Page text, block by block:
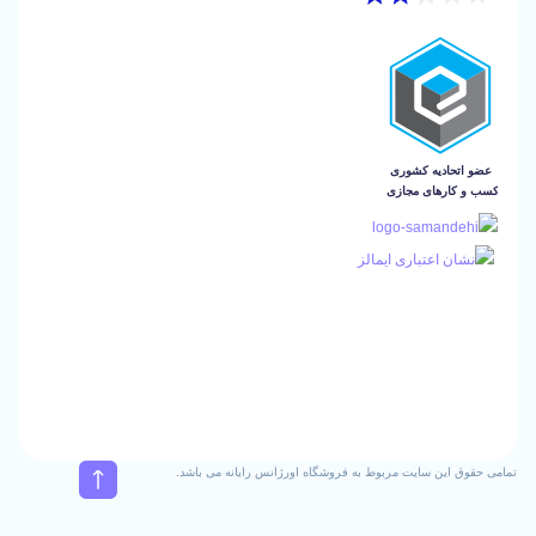
سایت مربوط به فروشگاه اورژانس رایانه می باشد.